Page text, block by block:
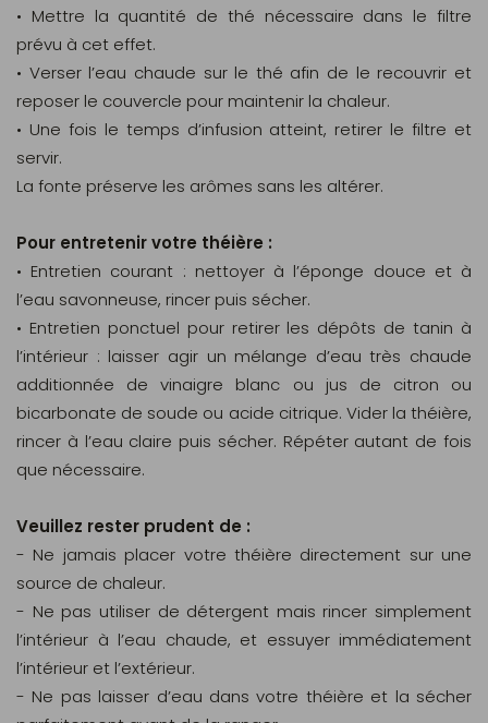
• Mettre la quantité de thé nécessaire dans le filtre
prévu à cet effet.
• Verser l’eau chaude sur le thé afin de le recouvrir et
reposer le couvercle pour maintenir la chaleur.
• Une fois le temps d’infusion atteint, retirer le filtre et
servir.
La fonte préserve les arômes sans les altérer.
Pour entretenir votre théière :
• Entretien courant : nettoyer à l’éponge douce et à
l’eau savonneuse, rincer puis sécher.
• Entretien ponctuel pour retirer les dépôts de tanin à
l’intérieur : laisser agir un mélange d’eau très chaude
additionnée de vinaigre blanc ou jus de citron ou
bicarbonate de soude ou acide citrique. Vider la théière,
rincer à l’eau claire puis sécher. Répéter autant de fois
que nécessaire.
Veuillez rester prudent de :
- Ne jamais placer votre théière directement sur une
source de chaleur.
- Ne pas utiliser de détergent mais rincer simplement
l’intérieur à l’eau chaude, et essuyer immédiatement
l’intérieur et l’extérieur.
- Ne pas laisser d’eau dans votre théière et la sécher